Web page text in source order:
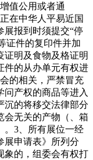
值公用或者通
在中华人平易近国
展报到时须提交“停
证件的复印件并加
证明及食物及格证明
件的从办单元有权进
的相关，严禁冒充
问产权的商品等进入
沉的将移交法律部分
会无关的产物（、箱
。3、所有展位一经
展申请表》所列分
象的，组委会有权打